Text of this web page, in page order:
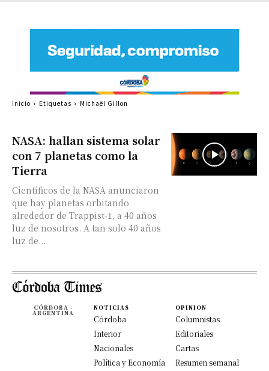
NASA: hallan sistema solar
con 7 planetas como la
Tierra
Científicos de la NASA anunciaron
que hay planetas orbitando
alrededor de Trappist-1, a 40 años
luz de nosotros. A tan solo 40 años
luz de...
Inicio Etiquetas Michaël Gillon
CÓRDOBA -
ARGENTINA
NOTICIAS
Córdoba
Interior
Nacionales
Política y Economía
OPINION
Columnistas
Editoriales
Cartas
Resumen semanal